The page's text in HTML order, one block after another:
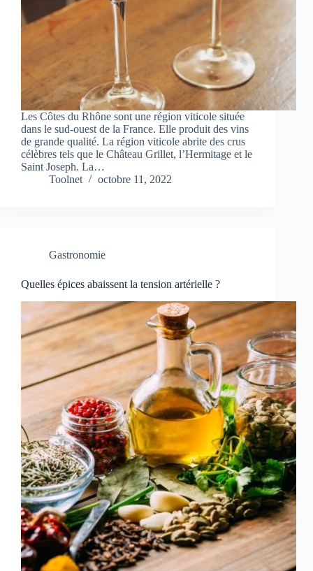
Les Côtes du Rhône sont une région viticole située
dans le sud-ouest de la France. Elle produit des vins
de grande qualité. La région viticole abrite des crus
célèbres tels que le Château Grillet, l’Hermitage et le
Saint Joseph. La…
Toolnet
octobre 11, 2022
Gastronomie
Quelles épices abaissent la tension artérielle ?